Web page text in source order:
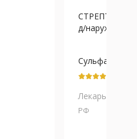
СТРЕПТОЦИД
д/наружн.
Лекарь
РФ